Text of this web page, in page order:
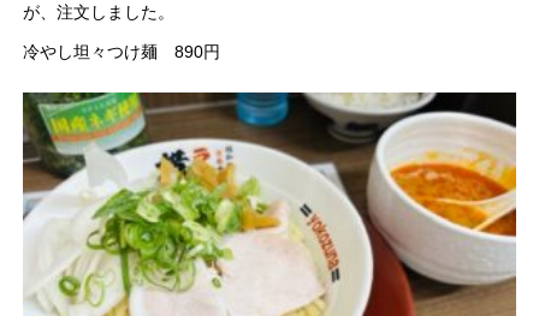
が、注文しました。
冷やし坦々つけ麺 890円